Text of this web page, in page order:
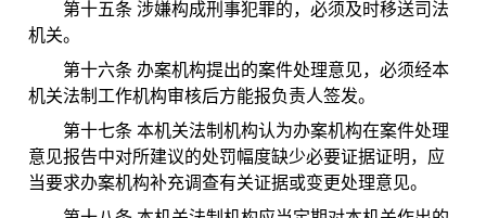
第十五条 涉嫌构成刑事犯罪的，必须及时移送司法
机关。
第十六条 办案机构提出的案件处理意见，必须经本
机关法制工作机构审核后方能报负责人签发。
第十七条 本机关法制机构认为办案机构在案件处理
意见报告中对所建议的处罚幅度缺少必要证据证明，应
当要求办案机构补充调查有关证据或变更处理意见。